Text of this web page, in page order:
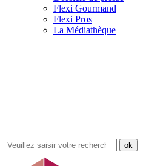
Flexi Gourmand
Flexi Pros
La Médiathèque
Rechercher
dans